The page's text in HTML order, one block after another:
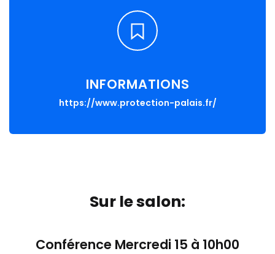
INFORMATIONS
https://www.protection-palais.fr/
Sur le salon:
Conférence Mercredi 15 à 10h00